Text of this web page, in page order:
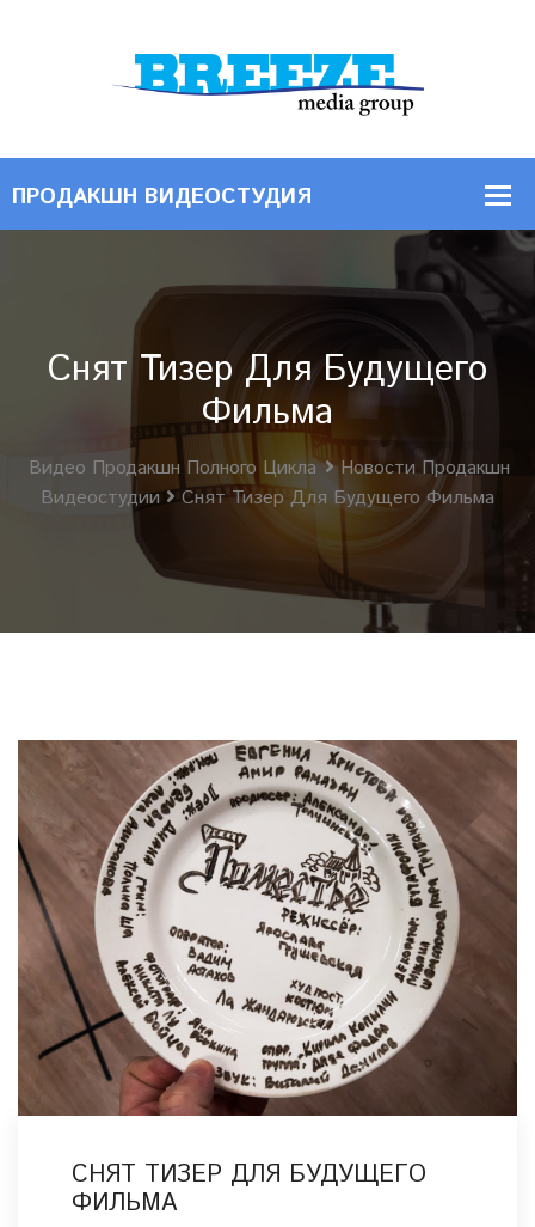
Снят Тизер Для Будущего
Фильма
Видео Продакшн Полного Цикла
Новости Продакшн
Видеостудии
Снят Тизер Для Будущего Фильма
СНЯТ ТИЗЕР ДЛЯ БУДУЩЕГО
ФИЛЬМА